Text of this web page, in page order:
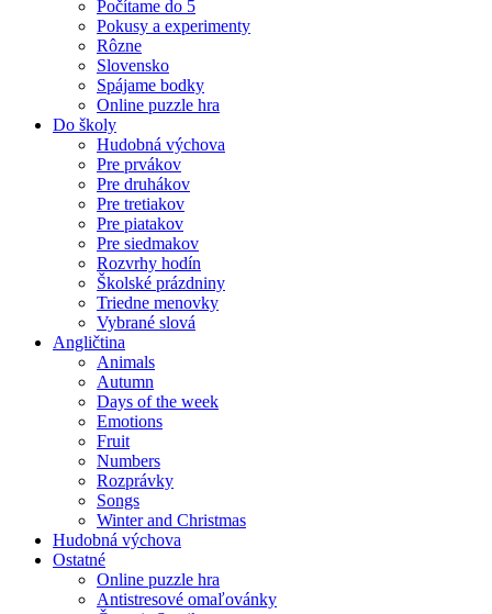
Počítame do 5
Pokusy a experimenty
Rôzne
Slovensko
Spájame bodky
Online puzzle hra
Do školy
Hudobná výchova
Pre prvákov
Pre druhákov
Pre tretiakov
Pre piatakov
Pre siedmakov
Rozvrhy hodín
Školské prázdniny
Triedne menovky
Vybrané slová
Angličtina
Animals
Autumn
Days of the week
Emotions
Fruit
Numbers
Rozprávky
Songs
Winter and Christmas
Hudobná výchova
Ostatné
Online puzzle hra
Antistresové omaľovánky